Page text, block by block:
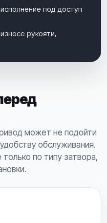
под доступ
рукояти,
может не подойти
обслуживания.
по типу затвора,